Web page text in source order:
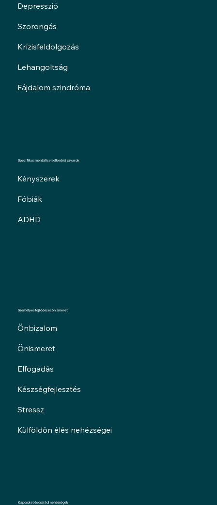
Depresszió
Szorongás
Krízisfeldolgozás
Lehangoltság
Fájdalom szindróma
Specifikus mentális viselkedési zavarok
Kényszerek
Fóbiák
ADHD
Kapcsolat és családi nehézségek
Személyes fejlődés és önismeret
Önbizalom
Önismeret
Elfogadás
Készségfejlesztés
Stressz
Külföldön élés nehézségei